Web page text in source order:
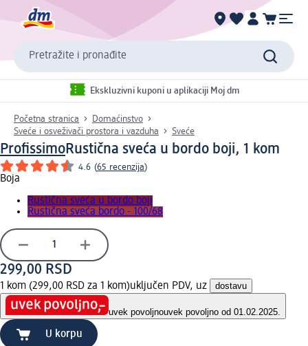
Pretražite i pronađite
Ekskluzivni kuponi u aplikaciji Moj dm
Početna stranica
Domaćinstvo
Sveće i osveživači prostora i vazduha
Sveće
ProfissimoRustična sveća u bordo boji, 1 kom
4.6 (65 recenzija)
Boja
Rustična sveća u bordo boji
Rustična sveća bordo - 100/68
299,00 RSD
1 kom (299,00 RSD za 1 kom)uključen PDV, uz dostavu
uvek povoljnouvek povoljno od 01.02.2025.
U korpu